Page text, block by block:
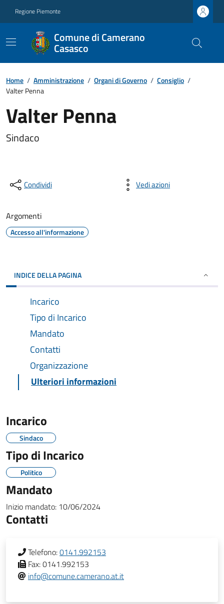
Regione Piemonte
Comune di Camerano
Casasco
Home / Amministrazione / Organi di Governo / Consiglio /
Valter Penna
Valter Penna
Sindaco
Condividi Vedi azioni
Argomenti
Accesso all'informazione
INDICE DELLA PAGINA
Incarico
Tipo di Incarico
Mandato
Contatti
Organizzazione
Ulteriori informazioni
Incarico
Sindaco
Tipo di Incarico
Politico
Mandato
Inizio mandato: 10/06/2024
Contatti
Telefono:0141.992153
Fax:0141.992153
info@comune.camerano.at.it